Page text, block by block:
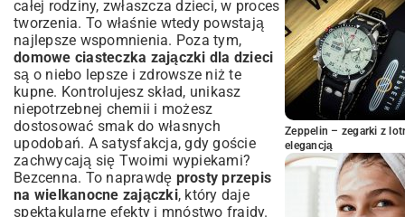
Unikanie błędów podczas pieczenia
Dekorowanie Wielkanocnych Zajączków
– Kreatywne Pomysły
Lukier królewski, czekolada czy marcepan?
Kolorowe posypki, perełki i ozdoby cukrowe
Inspiracje dla dzieci i dorosłych
Naturalne barwniki do lukru
Wariacje na Temat Przepisu: Ciasteczka
Bez Glutenu i Laktozy
Alternatywne mąki dla zajączków
bezglutenowych
całej rodziny, zwłaszcza dzieci, w proces
tworzenia. To właśnie wtedy powstają
najlepsze wspomnienia. Poza tym,
domowe ciasteczka zajączki dla dzieci
są o niebo lepsze i zdrowsze niż te
kupne. Kontrolujesz skład, unikasz
niepotrzebnej chemii i możesz
dostosować smak do własnych
upodobań. A satysfakcja, gdy goście
zachwycają się Twoimi wypiekami?
Bezcenna. To naprawdę prosty przepis
na wielkanocne zajączki, który daje
spektakularne efekty i mnóstwo frajdy.
Zeppelin – zegarki z
elegancją